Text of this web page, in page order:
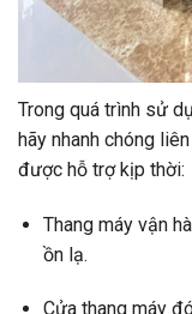
Trong quá trình sử
hãy nhanh chóng
được hỗ trợ kịp thời:
Thang máy vận
ồn lạ.
Cửa thang máy